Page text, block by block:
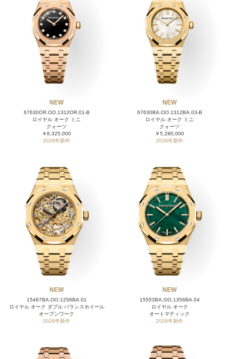
NEW
67630OR.OO.1312OR.01-B
ロイヤル オーク ミニ
クォーツ
￥6,325,000
2026年新作
NEW
67630BA.OO.1312BA.03-B
ロイヤル オーク ミニ
クォーツ
￥5,280,000
2026年新作
NEW
15467BA.OO.1256BA.01
ロイヤル オーク ダブル バランスホイール
オープンワーク
2026年新作
NEW
15553BA.OO.1356BA.04
ロイヤル オーク
オートマティック
2026年新作